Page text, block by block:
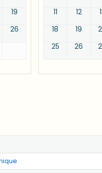
19
26
11
12
18
19
25
26